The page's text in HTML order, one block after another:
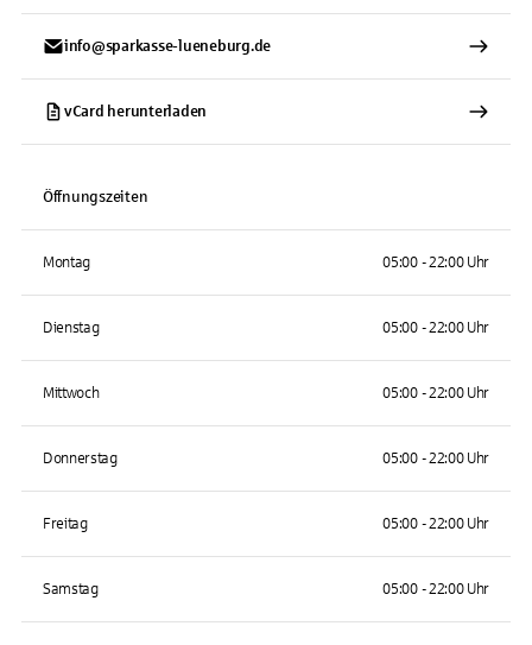
info@sparkasse-lueneburg.de
vCard herunterladen
Öffnungszeiten
Montag 05:00 - 22:00 Uhr
Dienstag 05:00 - 22:00 Uhr
Mittwoch 05:00 - 22:00 Uhr
Donnerstag 05:00 - 22:00 Uhr
Freitag 05:00 - 22:00 Uhr
Samstag 05:00 - 22:00 Uhr